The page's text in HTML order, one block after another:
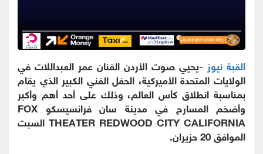
القبة نيوز -يحيي صوت الأردن الفنان عمر العبداللات في
الولايات المتحدة الأميركية، الحفل الفني الكبير الذي يقام
بمناسبة انطلاق كأس العالم، وذلك على أحد أهم وأكبر
وأضخم المسارح في مدينة سان فرانسيسكو FOX
THEATER REDWOOD CITY CALIFORNIA السبت
الموافق 20 حزيران.